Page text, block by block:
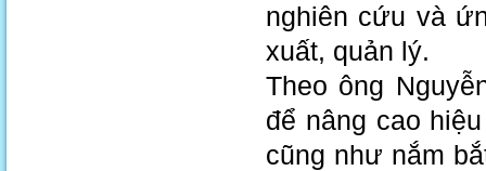
nghiên cứu và
xuất, quản lý.
Theo ông
để nâng cao
cũng như nắm